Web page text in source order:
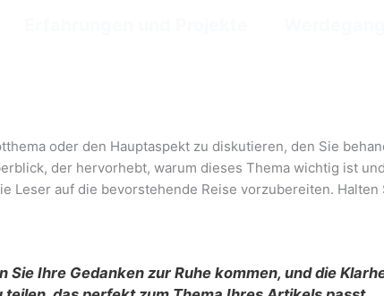
oder den Hauptaspekt zu diskutieren, den Sie
der hervorhebt, warum dieses Thema wichtig ist
auf die bevorstehende Reise vorzubereiten.
Ihre Gedanken zur Ruhe kommen, und die